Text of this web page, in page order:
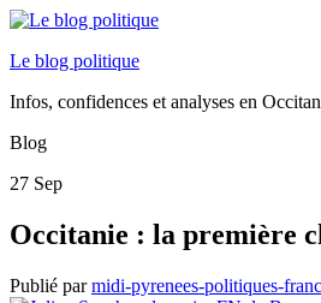
Le blog politique
Infos, confidences et analyses en
Blog
27 Sep
Occitanie : la première
Publié parmidi-pyrenees-politiques-